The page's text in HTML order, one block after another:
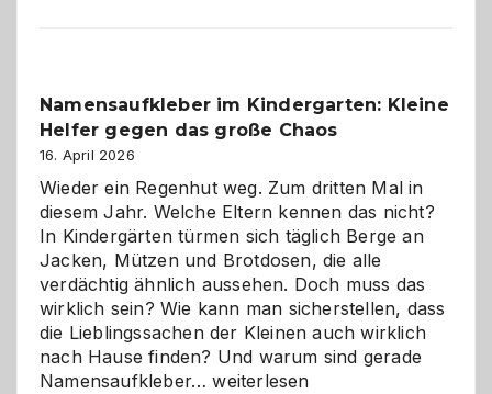
ist
eine
die
richtige
Wahl?
Namensaufkleber im Kindergarten: Kleine
Helfer gegen das große Chaos
16. April 2026
Wieder ein Regenhut weg. Zum dritten Mal in
diesem Jahr. Welche Eltern kennen das nicht?
In Kindergärten türmen sich täglich Berge an
Jacken, Mützen und Brotdosen, die alle
verdächtig ähnlich aussehen. Doch muss das
wirklich sein? Wie kann man sicherstellen, dass
die Lieblingssachen der Kleinen auch wirklich
nach Hause finden? Und warum sind gerade
Namensaufkleber…Namensaufkleber
weiterlesen